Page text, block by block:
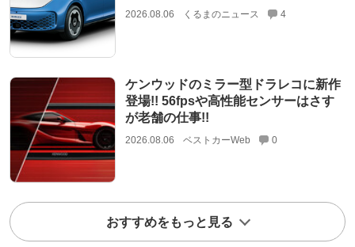
2026.08.06 くるまのニュース 4
ケンウッドのミラー型ドラレコに新作
登場!! 56fpsや高性能センサーはさす
が老舗の仕事!!
2026.08.06 ベストカーWeb 0
おすすめをもっと見る